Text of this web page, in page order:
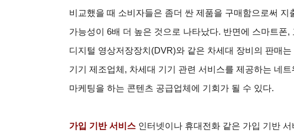
비교했을 때 소비자들은 좀더 싼 제품을 구매함으로써
가능성이 6배 더 높은 것으로 나타났다. 반면에 스마트폰
디지털 영상저장장치(DVR)와 같은 차세대 장비의 판매
기기 제조업체, 차세대 기기 관련 서비스를 제공하는 네
마케팅을 하는 콘텐츠 공급업체에 기회가 될 수 있다.
가입 기반 서비스 인터넷이나 휴대전화 같은 가입 기반